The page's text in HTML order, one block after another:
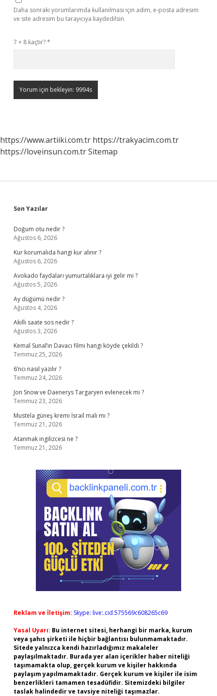
Daha sonraki yorumlarımda kullanılması için adım, e-posta adresim
ve site adresim bu tarayıcıya kaydedilsin.
7 + 8 kaçtır?*
https://www.artiiki.com.tr https://trakyacim.com.tr
https://loveinsun.com.trSitemap
Sidebar
Son Yazılar
Doğum otu nedir ?
Ağustos 6, 2026
Kur korumalıda hangi kur alınır ?
Ağustos 6, 2026
Avokado faydaları yumurtalıklara iyi gelir mi ?
Ağustos 5, 2026
Ay düğümü nedir ?
Ağustos 4, 2026
Akıllı saate sos nedir ?
Ağustos 3, 2026
Kemal Sunal’ın Davacı filmi hangi köyde çekildi ?
Temmuz 25, 2026
6’ncı nasıl yazılır ?
Temmuz 24, 2026
Jon Snow ve Daenerys Targaryen evlenecek mi ?
Temmuz 23, 2026
Mustela güneş kremi İsrail malı mı ?
Temmuz 21, 2026
Atanmak ingilizcesi ne ?
Temmuz 21, 2026
Reklam ve İletişim: Skype: live:.cid.575569c608265c69
Yasal Uyarı: Bu internet sitesi, herhangi bir marka, kurum
veya şahıs şirketi ile hiçbir bağlantısı bulunmamaktadır.
Sitede yalnızca kendi hazırladığımız makaleler
paylaşılmaktadır. Burada yer alan içerikler haber niteliği
taşımamakta olup, gerçek kurum ve kişiler hakkında
paylaşım yapılmamaktadır. Gerçek kurum ve kişiler ile isim
benzerlikleri tamamen tesadüfidir. Sitemizdeki bilgiler
taslak halindedir ve tavsiye niteliği taşımazlar.